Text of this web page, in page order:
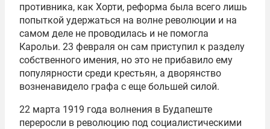
противника, как Хорти, реформа была всего лишь
попыткой удержаться на волне революции и на
самом деле не проводилась и не помогла
Карольи. 23 февраля он сам приступил к разделу
собственного имения, но это не прибавило ему
популярности среди крестьян, а дворянство
возненавидело графа с еще большей силой.
22 марта 1919 года волнения в Будапеште
переросли в революцию под социалистическими